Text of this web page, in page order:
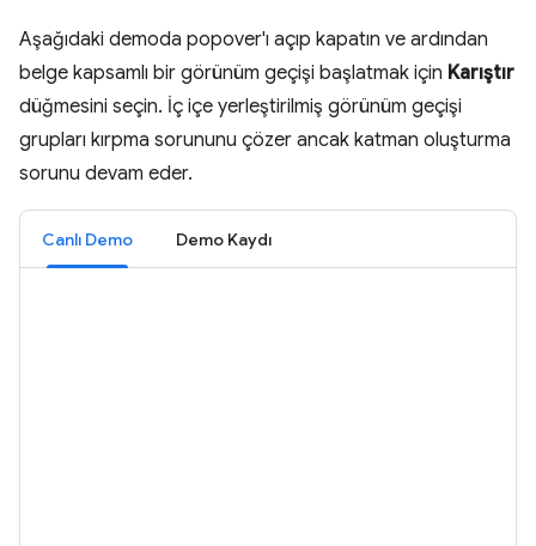
Aşağıdaki demoda popover'ı açıp kapatın ve ardından
belge kapsamlı bir görünüm geçişi başlatmak için Karıştır
düğmesini seçin. İç içe yerleştirilmiş görünüm geçişi
grupları kırpma sorununu çözer ancak katman oluşturma
sorunu devam eder.
Canlı Demo Demo Kaydı